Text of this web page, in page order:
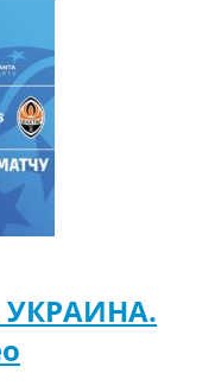
УКРАИНА.